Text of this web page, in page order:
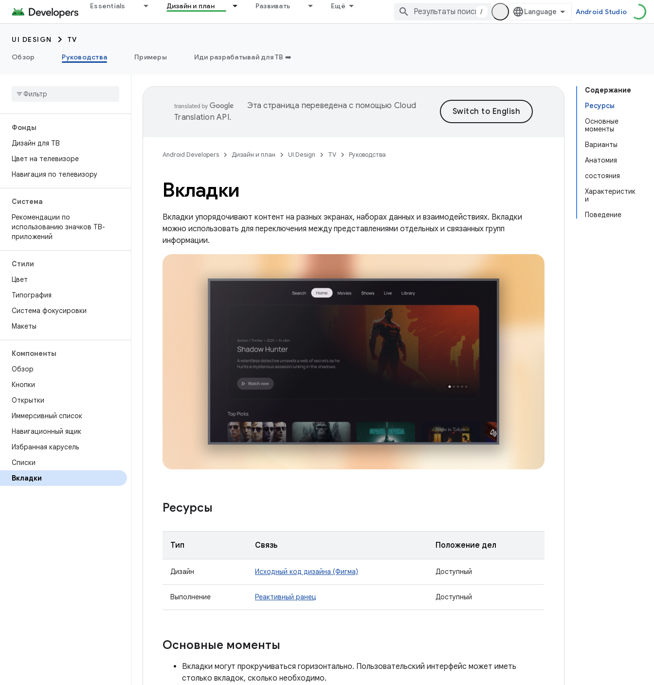
Essentials Дизайн и план Развивать Ещё
/ Android Studio
UI DESIGN
TV
Обзор
Руководства Примеры Иди разрабатывай для ТВ ➡️
Фонды
Дизайн для ТВ
Цвет на телевизоре
Навигация по телевизору
Система
Рекомендации по
использованию значков ТВ-
приложений
Стили
Цвет
Типография
Система фокусировки
Макеты
Компоненты
Обзор
Кнопки
Открытки
Иммерсивный список
Навигационный ящик
Избранная карусель
Списки
Вкладки
Содержание
Ресурсы
Основные
моменты
Варианты
Анатомия
состояния
Характеристик
и
Поведение
Эта страница переведена с помощью Cloud
Translation API.
Android Developers Дизайн и план UI Design TV Руководства
Вкладки
Вкладки упорядочивают контент на разных экранах, наборах данных и взаимодействиях. Вкладки
можно использовать для переключения между представлениями отдельных и связанных групп
информации.
Ресурсы
Тип Связь Положение дел
Дизайн Исходный код дизайна (Фигма) Доступный
Выполнение Реактивный ранец Доступный
Основные моменты
Вкладки могут прокручиваться горизонтально. Пользовательский интерфейс может иметь
столько вкладок, сколько необходимо.